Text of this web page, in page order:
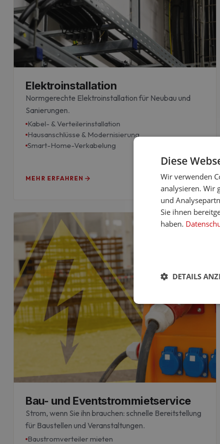
Elektroinstallation
Normgerechte Elektroinstallation für Neubau und
Sanierungen.
Kabel- & Verteilerinstallation
Hausanschlüsse & Modernisierung
Smart-Home-Verkabelung
MEHR ERFAHREN
Bau- und Eventstrommietservice
Strom, wenn Sie ihn brauchen: schnelle Bereitstellung
für Baustellen und Veranstaltungen.
Baustromverteiler mieten
Diese
Wir verwenden
analysieren. Wir
und
Sie ihnen
haben.
DETAILS